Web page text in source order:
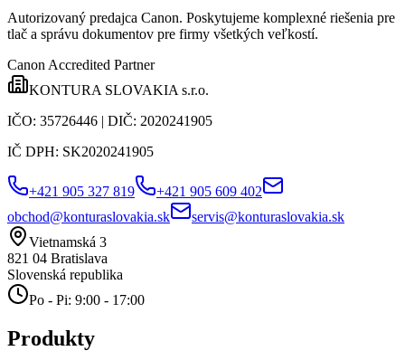
Autorizovaný predajca Canon. Poskytujeme komplexné riešenia pre
tlač a správu dokumentov pre firmy všetkých veľkostí.
Canon Accredited Partner
KONTURA SLOVAKIA s.r.o.
IČO: 35726446 | DIČ: 2020241905
IČ DPH: SK2020241905
+421 905 327 819
+421 905 609 402
obchod@konturaslovakia.sk
servis@konturaslovakia.sk
Vietnamská 3
821 04 Bratislava
Slovenská republika
Po - Pi: 9:00 - 17:00
Produkty